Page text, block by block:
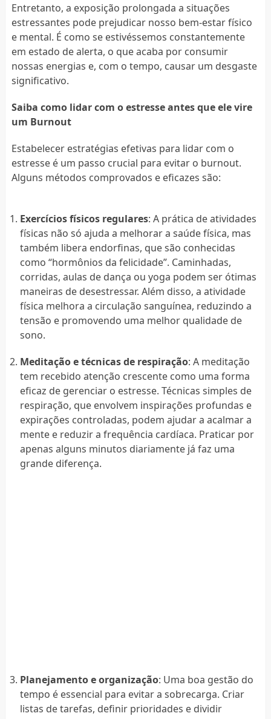
Entretanto, a exposição prolongada a situações
estressantes pode prejudicar nosso bem-estar físico
e mental. É como se estivéssemos constantemente
em estado de alerta, o que acaba por consumir
nossas energias e, com o tempo, causar um desgaste
significativo.
Saiba como lidar com o estresse antes que ele vire
um Burnout
Estabelecer estratégias efetivas para lidar com o
estresse é um passo crucial para evitar o burnout.
Alguns métodos comprovados e eficazes são:
Exercícios físicos regulares: A prática de atividades
físicas não só ajuda a melhorar a saúde física, mas
também libera endorfinas, que são conhecidas
como “hormônios da felicidade”. Caminhadas,
corridas, aulas de dança ou yoga podem ser ótimas
maneiras de desestressar. Além disso, a atividade
física melhora a circulação sanguínea, reduzindo a
tensão e promovendo uma melhor qualidade de
sono.
Meditação e técnicas de respiração: A meditação
tem recebido atenção crescente como uma forma
eficaz de gerenciar o estresse. Técnicas simples de
respiração, que envolvem inspirações profundas e
expirações controladas, podem ajudar a acalmar a
mente e reduzir a frequência cardíaca. Praticar por
apenas alguns minutos diariamente já faz uma
grande diferença.
Planejamento e organização: Uma boa gestão do
tempo é essencial para evitar a sobrecarga. Criar
listas de tarefas, definir prioridades e dividir